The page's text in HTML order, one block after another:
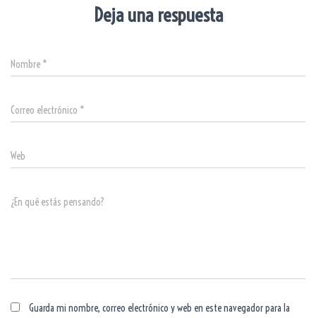
Deja una respuesta
Nombre *
Correo electrónico *
Web
¿En qué estás pensando?
Guarda mi nombre, correo electrónico y web en este navegador para la